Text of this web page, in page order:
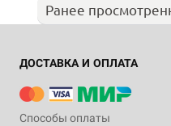
Ранее
ДОСТАВКА И ОПЛАТА
Способы оплаты